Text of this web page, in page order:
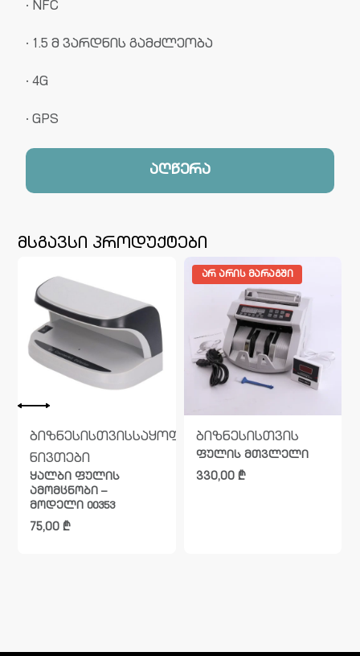
· NFC
· 1.5 მ ვარდნის გამძლეობა
· 4G
· GPS
აღწერა
მსგავსი პროდუქტები
ბიზნესისთვისსაყოფაცხოვრებო
ნივთები
ყალბი ფულის
ამომცნობი –
მოდელი 00353
75,00 ₾
ᲐᲠ ᲐᲠᲘᲡ ᲛᲐᲠᲐᲒᲨᲘ
ბიზნესისთვის
ფულის მთვლელი
330,00 ₾